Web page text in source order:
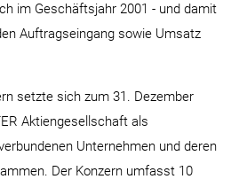
im Geschäftsjahr 2001 - und damit
Auftragseingang sowie Umsatz
setzte sich zum 31. Dezember
Aktiengesellschaft als
Unternehmen und deren
Der Konzern umfasst 10